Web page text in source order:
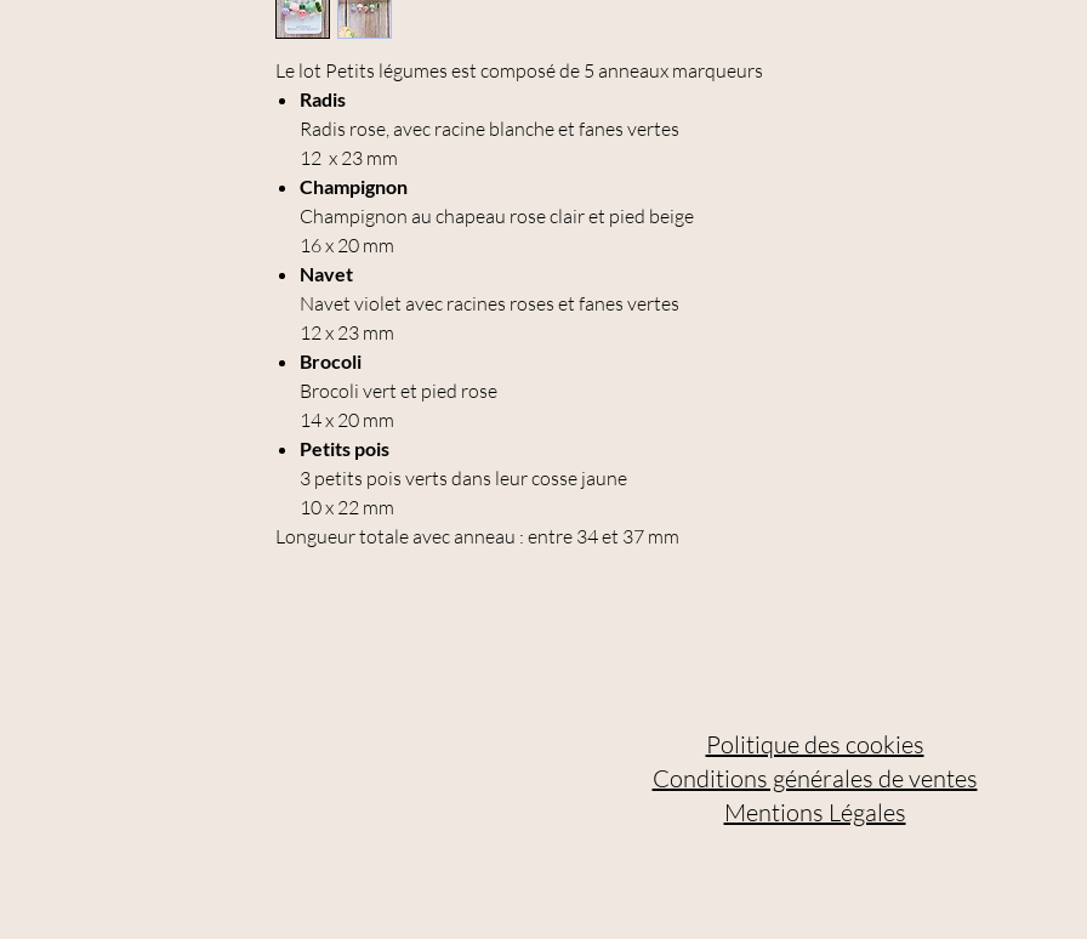
Le lot Petits légumes est composé de 5 anneaux marqueurs
Radis
Radis rose, avec racine blanche et fanes vertes
12 x 23 mm
Champignon
Champignon au chapeau rose clair et pied beige
16 x 20 mm
Navet
Navet violet avec racines roses et fanes vertes
12 x 23 mm
Brocoli
Brocoli vert et pied rose
14 x 20 mm
Petits pois
3 petits pois verts dans leur cosse jaune
10 x 22 mm
Longueur totale avec anneau : entre 34 et 37 mm
Politique des cookies
Conditions générales de ventes
Mentions Légales